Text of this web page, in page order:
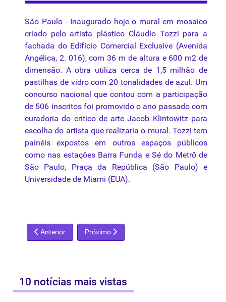
São Paulo - Inaugurado hojeo mural em mosaico
criado pelo artista plástico Cláudio Tozzi para a
fachada do Edifício Comercial Exclusive (Avenida
Angélica, 2. 016), com 36 m de altura e 600 m2 de
dimensão. Aobra utiliza cerca de 1,5 milhão de
pastilhas de vidrocom 20 tonalidadesde azul. Um
concurso nacional que contou com a participação
de 506 inscritos foi promovidoo ano passadocom
curadoria do críticode arte Jacob Klintowitz para
escolha do artista que realizaria o mural. Tozzi tem
painéis
expostos em outros espaços
públicos
como nas estações Barra Funda eSé do Metrôde
São Paulo, Praça da República (São Paulo) e
Universidade de Miami (EUA).
Artigo anterior: MAM organiza mostras sobre 450 anos de
Anterior Próximo artigo: Escultor Fred Sandback se
Próximo
10 notícias mais vistas